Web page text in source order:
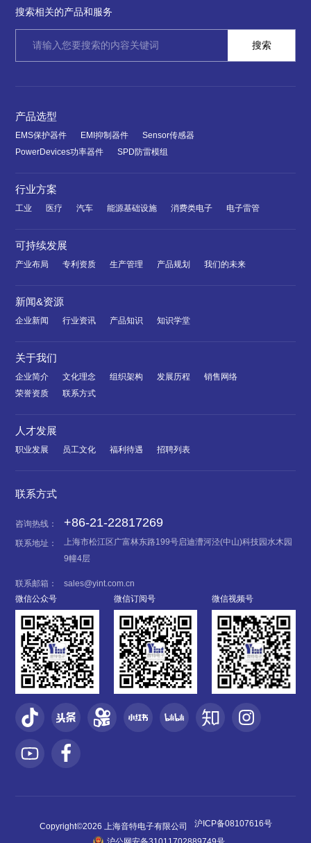
搜索相关的产品和服务
产品选型
EMS保护器件 EMI抑制器件
Sensor传感器
PowerDevices功率器件
SPD防雷模组
行业方案
工业 医疗 汽车 能源基础设施 消费类电子 电子雷管
可持续发展
产业布局 专利资质 生产管理 产品规划 我们的未来
新闻&资源
企业新闻 行业资讯 产品知识 知识学堂
关于我们
企业简介 文化理念 组织架构 发展历程
销售网络
荣誉资质
联系方式
人才发展
职业发展 员工文化 福利待遇 招聘列表
联系方式
咨询热线： +86-21-22817269
联系地址：
上海市松江区广富林东路199号启迪漕河泾(中山)科技园水木园
9幢4层
联系邮箱：
sales@yint.com.cn
微信公众号
微信订阅号 微信视频号
Copyright©2026 上海音特电子有限公司
沪ICP备08107616号